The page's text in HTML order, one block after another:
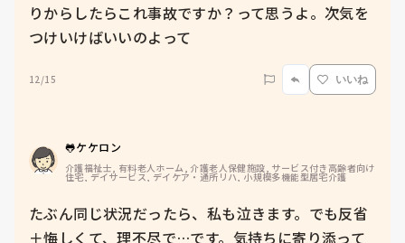
りからしたらこれ事故ですか？って思うよ。次気を
つけいけばいいのよって
12/15 いいね
🐸ケケロン
介護福祉士, 有料老人ホーム, 介護老人保健施設, サービス付き高齢者向け
住宅, デイサービス, デイケア・通所リハ, 小規模多機能型居宅介護
たぶん同じ状況だったら、私も泣きます。でも反省
＋悔しくて、理不尽で…です。気持ちに寄り添って